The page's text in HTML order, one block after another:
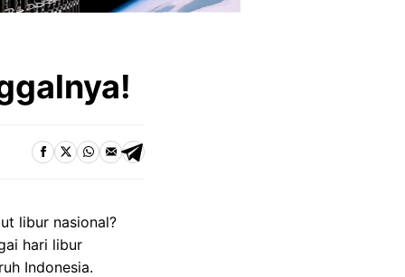
libur nasional?
hari libur
Indonesia.